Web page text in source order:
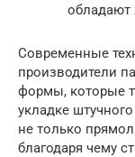
обладают
Современные
производители
формы, которые
укладке
не только
благодаря чему